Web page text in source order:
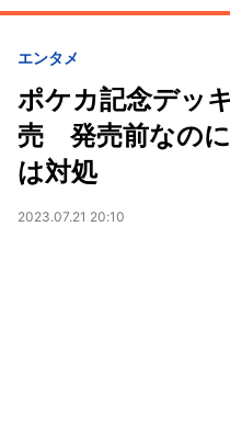
エンタメ
ポケカ記念デッ
売 発売前なのに
は対処
2023.07.21 20:10